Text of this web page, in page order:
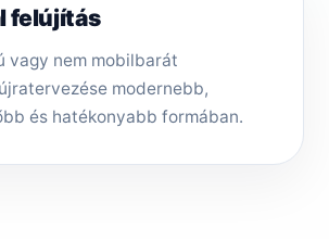
felújítás
vagy nem mobilbarát
modernebb,
és hatékonyabb formában.